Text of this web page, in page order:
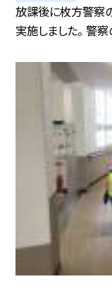
放課後に枚方警察
実施しました。 警